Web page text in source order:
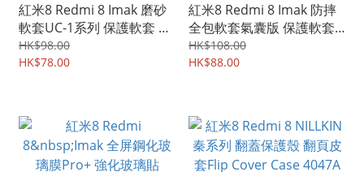
紅米8 Redmi 8 Imak 磨砂
軟套UC-1系列 保護軟套 手
機軟殼Case 0219A
HK$98.00
HK$78.00
紅米8 Redmi 8 Imak 防摔
全包軟套氣囊版 保護軟套
手機軟殼Case 4115A
HK$108.00
HK$88.00